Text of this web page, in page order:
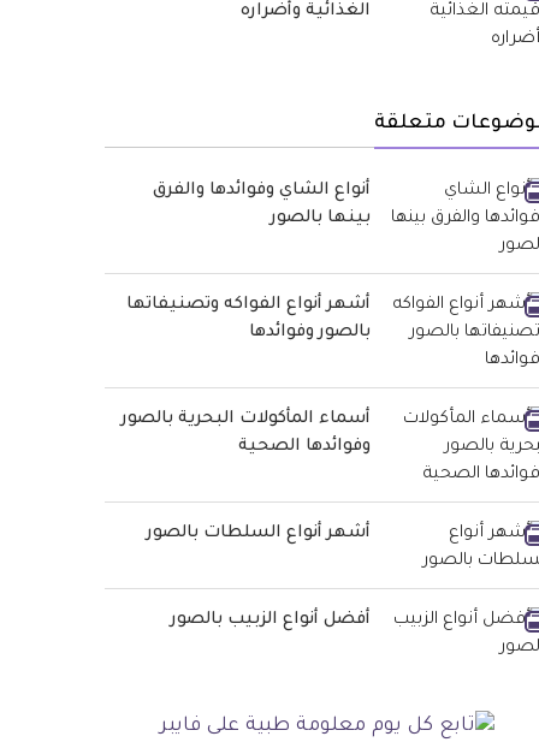
الغذائية وأضراره
متعلقة
أنواع الشاي وفوائدها والفرق
بينها بالصور
أشهر أنواع الفواكه وتصنيفاتها
بالصور وفوائدها
أسماء المأكولات البحرية بالصور
وفوائدها الصحية
أشهر أنواع السلطات بالصور
أفضل أنواع الزبيب بالصور